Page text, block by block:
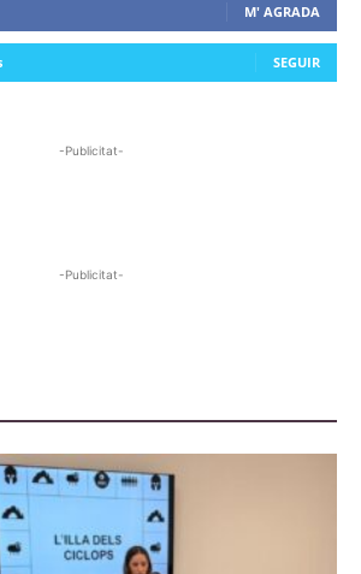
M' AGRADA
SEGUIR
-Publicitat-
-Publicitat-